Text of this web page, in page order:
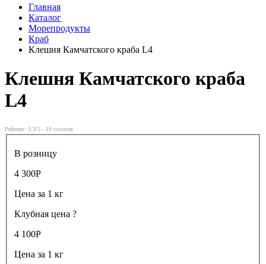
Главная
Каталог
Морепродукты
Краб
Клешня Камчатского краба L4
Клешня Камчатского краба
L4
Рейтинг: 3.3/5 - 10 голосов
В розницу
4 300Р
Цена за 1 кг
Клубная цена ?
4 100Р
Цена за 1 кг